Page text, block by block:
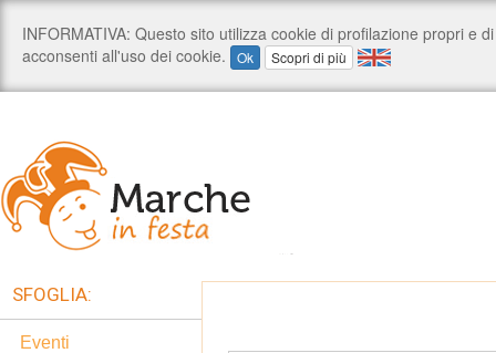
SFOGLIA:
Eventi